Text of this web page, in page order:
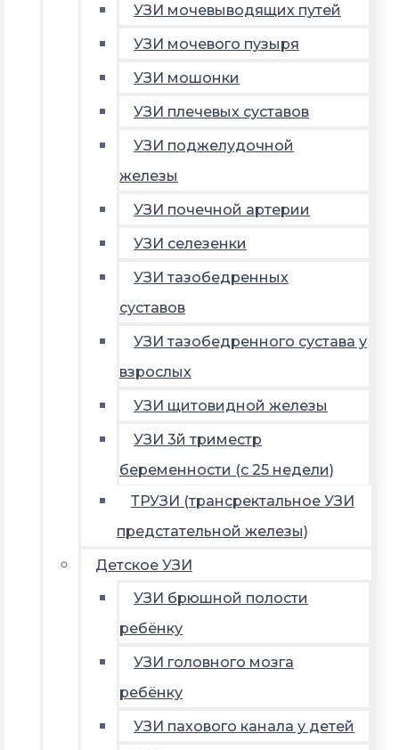
УЗИ мочевыводящих путей
УЗИ мочевого пузыря
УЗИ мошонки
УЗИ плечевых суставов
УЗИ поджелудочной
железы
УЗИ почечной артерии
УЗИ селезенки
УЗИ тазобедренных
суставов
УЗИ тазобедренного сустава у
взрослых
УЗИ щитовидной железы
УЗИ 3й триместр
беременности (с 25 недели)
ТРУЗИ (трансректальное УЗИ
предстательной железы)
Детское УЗИ
УЗИ брюшной полости
ребёнку
УЗИ головного мозга
ребёнку
УЗИ пахового канала у детей